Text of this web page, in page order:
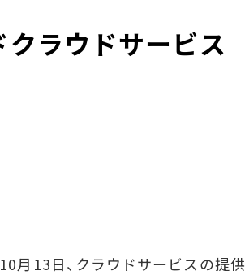
クラウドサービス
月13日、クラウドサービスの提供